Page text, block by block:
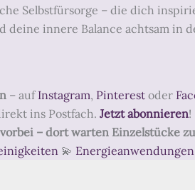
Selbstfürsorge – die dich
deine innere Balance achtsam in
– auf Instagram, Pinterest oder
ins Postfach. Jetzt abonnieren!
– dort warten Einzelstücke
💫